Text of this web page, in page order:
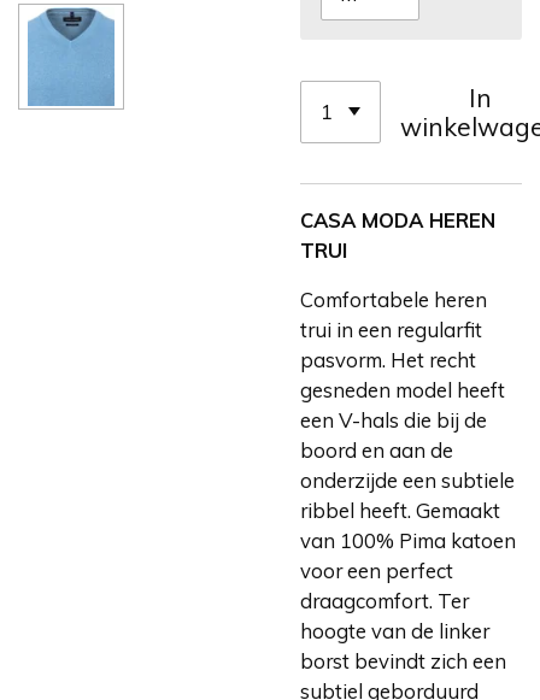
In
CASA MODA HEREN
TRUI
Comfortabele heren
trui in een regularfit
pasvorm. Het recht
gesneden model heeft
een V-hals die bij de
boord en aan de
onderzijde een subtiele
ribbel heeft. Gemaakt
van 100% Pima katoen
voor een perfect
draagcomfort. Ter
hoogte van de linker
borst bevindt zich een
subtiel geborduurd